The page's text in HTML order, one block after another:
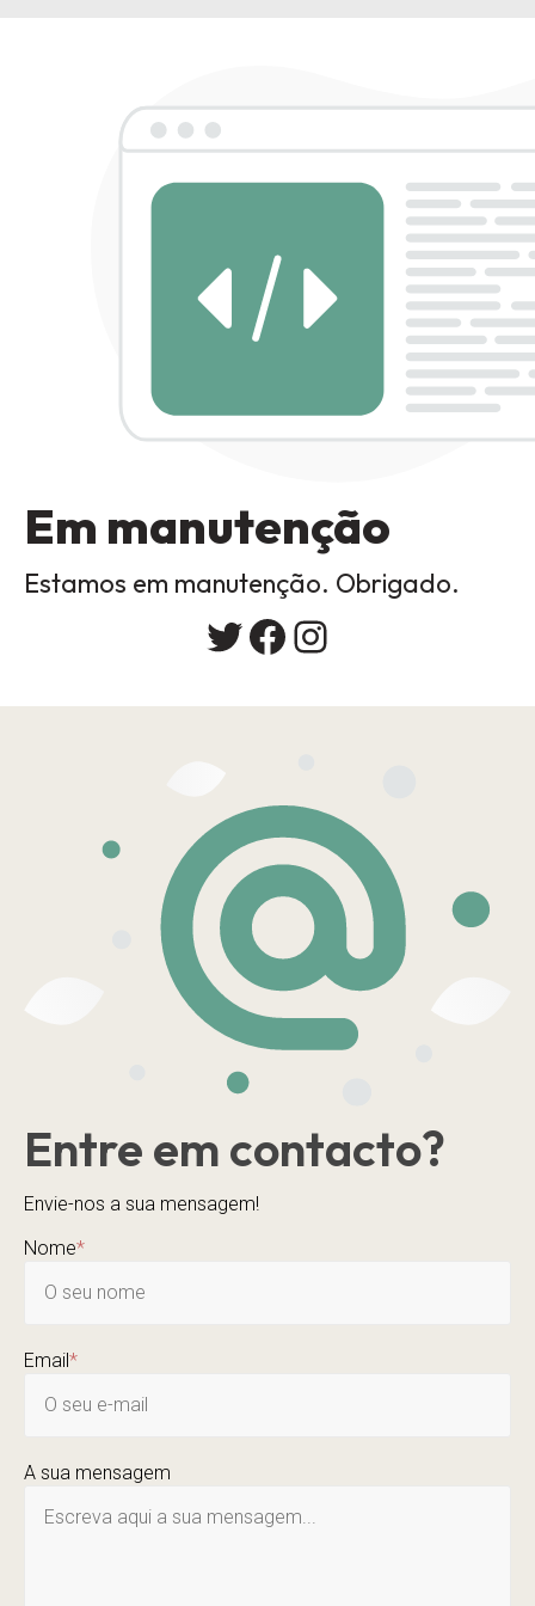
Em manutenção
Estamos em manutenção. Obrigado.
Twitter
Facebook
Instagram
Entre em contacto?
Envie-nos a sua mensagem!
Nome*
Email*
A sua mensagem